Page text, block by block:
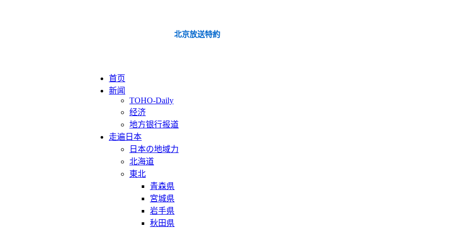
北京放送特約
首页
新闻
TOHO-Daily
经济
地方银行报道
走遍日本
日本の地域力
北海道
東北
青森県
宮城県
岩手県
秋田県